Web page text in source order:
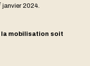
janvier 2024.
la mobilisation soit